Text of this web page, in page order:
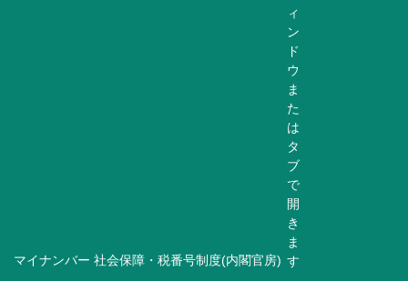
マイナンバー 社会保障・税番号制度(内閣官房)